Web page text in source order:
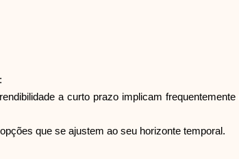
a curto prazo implicam
que se ajustem ao seu horizonte temporal.